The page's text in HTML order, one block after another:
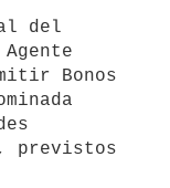
Bonos
previstos